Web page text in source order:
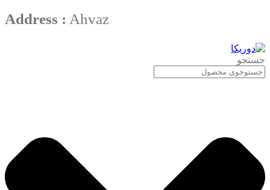
Address : Ahvaz
جستجو